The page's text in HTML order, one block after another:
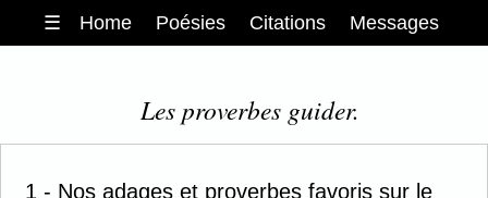
☰ Home Poésies Citations Messages
Les proverbes guider.
1 - Nos adages et proverbes favoris sur le